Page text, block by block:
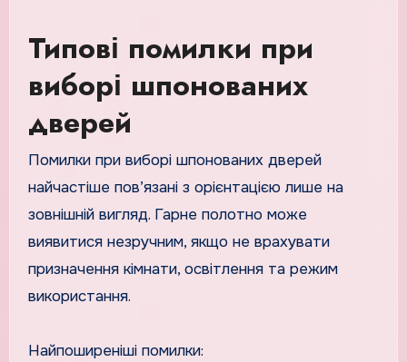
Типові помилки при
виборі шпонованих
дверей
Помилки при виборі шпонованих дверей
найчастіше пов’язані з орієнтацією лише на
зовнішній вигляд. Гарне полотно може
виявитися незручним, якщо не врахувати
призначення кімнати, освітлення та режим
використання.
Найпоширеніші помилки: